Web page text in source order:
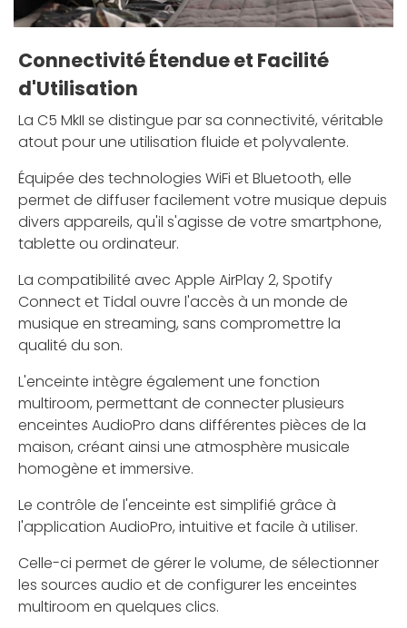
Connectivité Étendue et Facilité
d'Utilisation
La C5 MkII se distingue par sa connectivité, véritable
atout pour une utilisation fluide et polyvalente.
Équipée des technologies WiFi et Bluetooth, elle
permet de diffuser facilement votre musique depuis
divers appareils, qu'il s'agisse de votre smartphone,
tablette ou ordinateur.
La compatibilité avec Apple AirPlay 2, Spotify
Connect et Tidal ouvre l'accès à un monde de
musique en streaming, sans compromettre la
qualité du son.
L'enceinte intègre également une fonction
multiroom, permettant de connecter plusieurs
enceintes AudioPro dans différentes pièces de la
maison, créant ainsi une atmosphère musicale
homogène et immersive.
Le contrôle de l'enceinte est simplifié grâce à
l'application AudioPro, intuitive et facile à utiliser.
Celle-ci permet de gérer le volume, de sélectionner
les sources audio et de configurer les enceintes
multiroom en quelques clics.